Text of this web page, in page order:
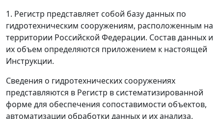
1. Регистр представляет собой базу данных по
гидротехническим сооружениям, расположенным на
территории Российской Федерации. Состав данных и
их объем определяются приложением к настоящей
Инструкции.
Сведения о гидротехнических сооружениях
представляются в Регистр в систематизированной
форме для обеспечения сопоставимости объектов,
автоматизации обработки данных и их анализа.